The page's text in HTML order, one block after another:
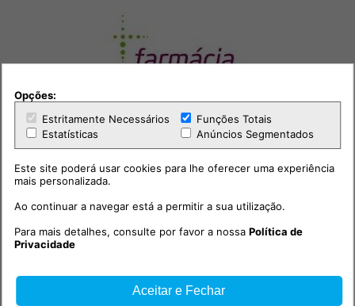
Opções:
Estritamente Necessários
Funções Totais
Estatísticas
Anúncios Segmentados
Este site poderá usar cookies para lhe oferecer uma experiência
mais personalizada.
Ao continuar a navegar está a permitir a sua utilização.
Para mais detalhes, consulte por favor a nossaPolítica de
Privacidade
Aceitar e Fechar